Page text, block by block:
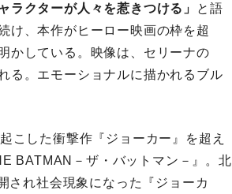
ラクターが人々を惹きつける」
と語
け、本作がヒーロー映画の枠を超
かしている。映像は、セリーナの
る。エモーショナルに描かれるブル
こした衝撃作『ジョーカー』を超え
BATMAN－ザ・バットマン－』。北
され社会現象になった『ジョーカ